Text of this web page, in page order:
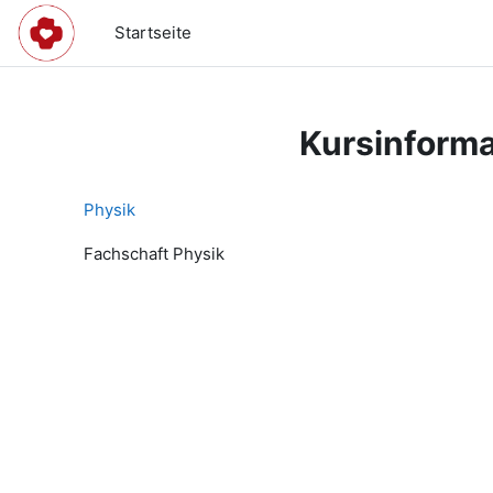
Zum Hauptinhalt
Startseite
Physik
Fachschaft Physik